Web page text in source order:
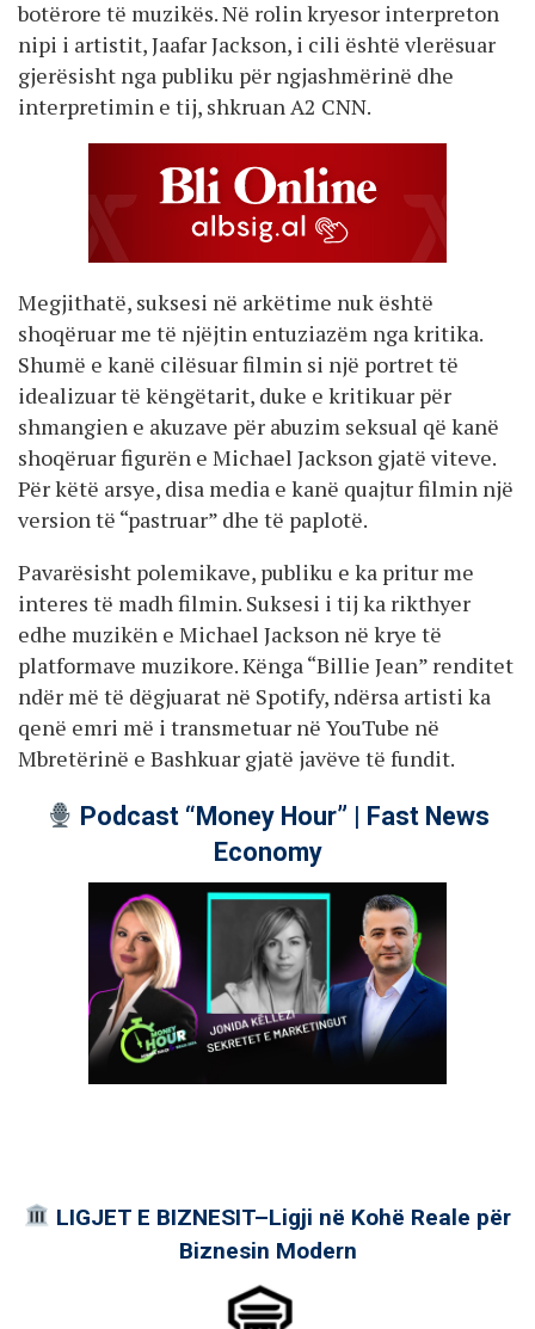
botërore të muzikës. Në rolin kryesor interpreton
nipi i artistit, Jaafar Jackson, i cili është vlerësuar
gjerësisht nga publiku për ngjashmërinë dhe
interpretimin e tij, shkruan A2 CNN.
Megjithatë, suksesi në arkëtime nuk është
shoqëruar me të njëjtin entuziazëm nga kritika.
Shumë e kanë cilësuar filmin si një portret të
idealizuar të këngëtarit, duke e kritikuar për
shmangien e akuzave për abuzim seksual që kanë
shoqëruar figurën e Michael Jackson gjatë viteve.
Për këtë arsye, disa media e kanë quajtur filmin një
version të “pastruar” dhe të paplotë.
Pavarësisht polemikave, publiku e ka pritur me
interes të madh filmin. Suksesi i tij ka rikthyer
edhe muzikën e Michael Jackson në krye të
platformave muzikore. Kënga “Billie Jean” renditet
ndër më të dëgjuarat në Spotify, ndërsa artisti ka
qenë emri më i transmetuar në YouTube në
Mbretërinë e Bashkuar gjatë javëve të fundit.
Podcast “Money Hour” | Fast News
Economy
LIGJET E BIZNESIT–Ligji në Kohë Reale për
Biznesin Modern